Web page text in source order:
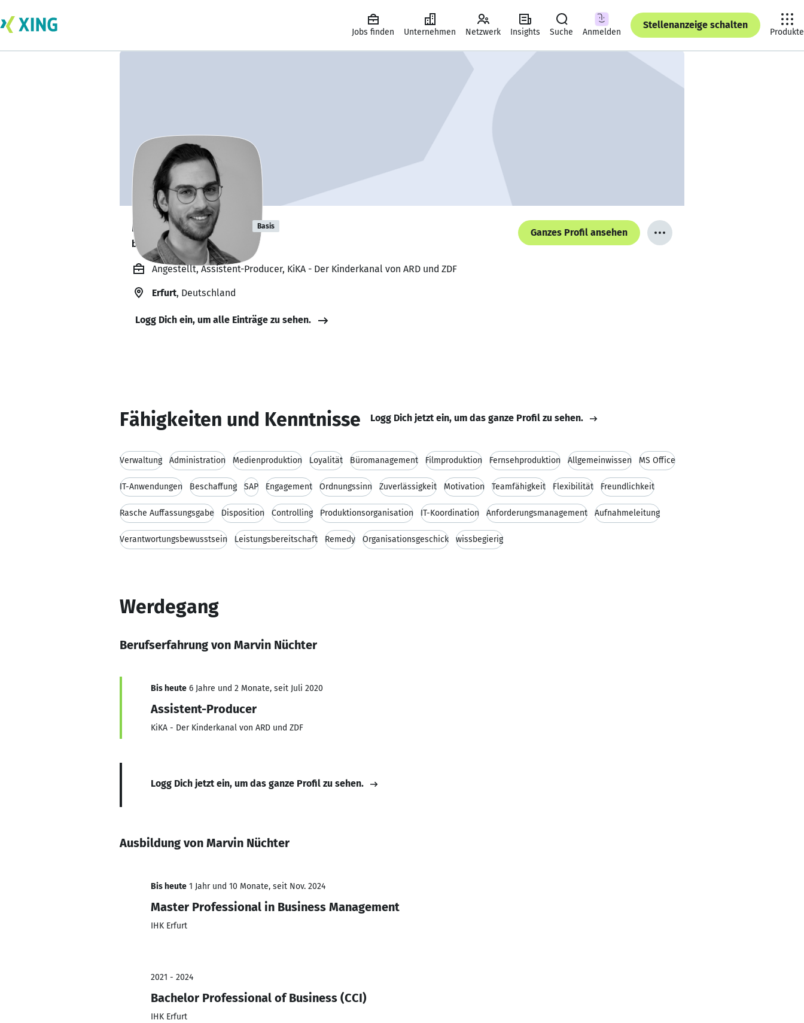
Jobs finden Unternehmen Netzwerk Insights Suche Anmelden
Stellenanzeige schalten
Produkte
Marvin Nüchter Basis
bildet sich zurzeit weiter. 🎓
Ganzes Profil ansehen
Angestellt, Assistent-Producer, KiKA - Der Kinderkanal von ARD und ZDF
Erfurt, Deutschland
Logg Dich ein, um alle Einträge zu sehen.
Fähigkeiten und Kenntnisse Logg Dich jetzt ein, um das ganze Profil zu sehen.
Verwaltung Administration Medienproduktion Loyalität Büromanagement Filmproduktion Fernsehproduktion Allgemeinwissen MS Office
IT-Anwendungen Beschaffung SAP Engagement Ordnungssinn Zuverlässigkeit Motivation Teamfähigkeit Flexibilität Freundlichkeit
Rasche Auffassungsgabe Disposition Controlling Produktionsorganisation IT-Koordination Anforderungsmanagement Aufnahmeleitung
Verantwortungsbewusstsein Leistungsbereitschaft Remedy Organisationsgeschick wissbegierig
Werdegang
Berufserfahrung von Marvin Nüchter
Bis heute 6 Jahre und 2 Monate, seit Juli 2020
Assistent-Producer
KiKA - Der Kinderkanal von ARD und ZDF
Logg Dich jetzt ein, um das ganze Profil zu sehen.
Ausbildung von Marvin Nüchter
Bis heute 1 Jahr und 10 Monate, seit Nov. 2024
Master Professional in Business Management
IHK Erfurt
2021 - 2024
Bachelor Professional of Business (CCI)
IHK Erfurt